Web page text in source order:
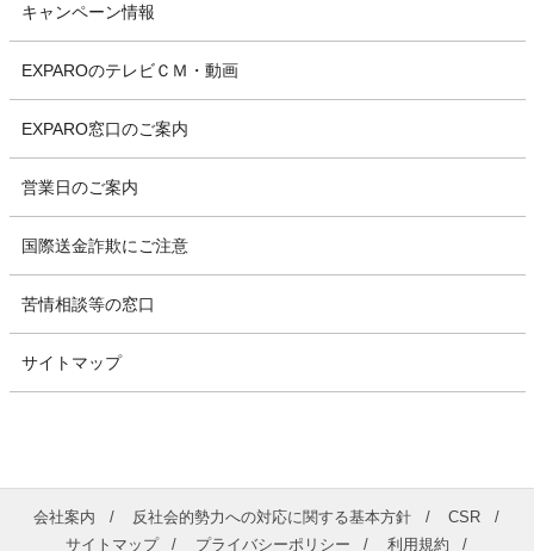
キャンペーン情報
EXPAROのテレビＣＭ・動画
EXPARO窓口のご案内
営業日のご案内
国際送金詐欺にご注意
苦情相談等の窓口
サイトマップ
会社案内 反社会的勢力への対応に関する基本方針
CSR
サイトマップ
プライバシーポリシー 利用規約